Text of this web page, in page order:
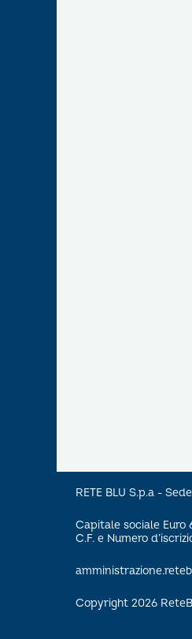
RETE BLU S.p.a -
Capitale sociale Euro
C.F. e Numero
Copyright 2026